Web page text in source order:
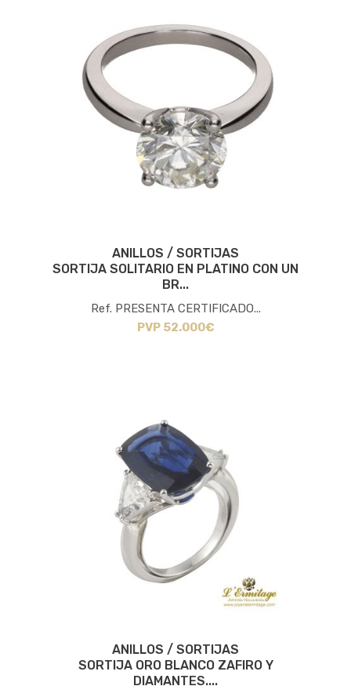
ANILLOS / SORTIJAS
SORTIJA SOLITARIO EN PLATINO CON UN
BR...
Ref. PRESENTA CERTIFICADO...
PVP 52.000€
ANILLOS / SORTIJAS
SORTIJA ORO BLANCO ZAFIRO Y
DIAMANTES....